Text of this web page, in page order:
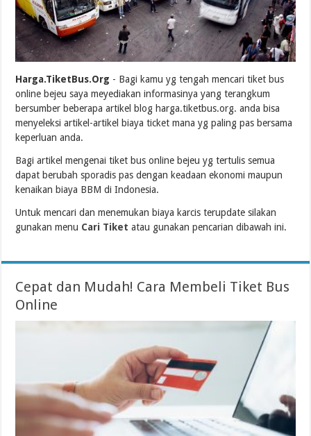
Harga.TiketBus.Org - Bagi kamu yg tengah mencari tiket bus
online bejeu saya meyediakan informasinya yang terangkum
bersumber beberapa artikel blog harga.tiketbus.org. anda bisa
menyeleksi artikel-artikel biaya ticket mana yg paling pas bersama
keperluan anda.
Bagi artikel mengenai tiket bus online bejeu yg tertulis semua
dapat berubah sporadis pas dengan keadaan ekonomi maupun
kenaikan biaya BBM di Indonesia.
Untuk mencari dan menemukan biaya karcis terupdate silakan
gunakan menu Cari Tiket atau gunakan pencarian dibawah ini.
Cepat dan Mudah! Cara Membeli Tiket Bus
Online